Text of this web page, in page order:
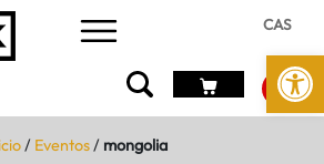
Abrir
CAS
/ Eventos/ mongolia